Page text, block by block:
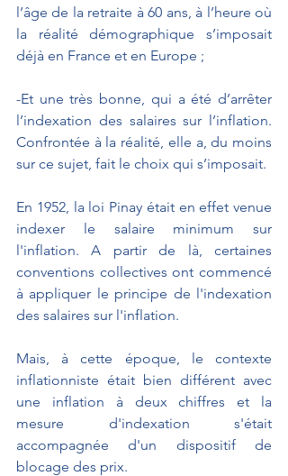
l’âge de la retraite à 60 ans, à l’heure où
la réalité démographique s’imposait
déjà en France et en Europe ;
-Et une très bonne, qui a été d’arrêter
l’indexation des salaires sur l’inflation.
Confrontée à la réalité, elle a, du moins
sur ce sujet, fait le choix qui s’imposait.
En 1952, la loi Pinay était en effet venue
indexer le salaire minimum sur
l'inflation. A partir de là, certaines
conventions collectives ont commencé
à appliquer le principe de l'indexation
des salaires sur l'inflation.
Mais, à cette époque, le contexte
inflationniste était bien différent avec
une inflation à deux chiffres et la
mesure d'indexation s'était
accompagnée d'un dispositif de
blocage des prix.